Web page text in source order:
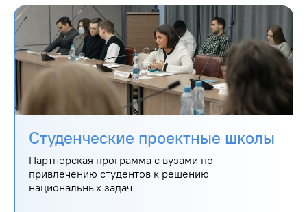
Студенческие проектные школы
Партнерская программа с вузами по
привлечению студентов к решению
национальных задач